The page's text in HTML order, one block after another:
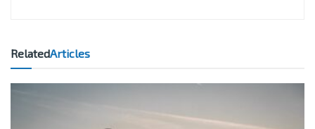
RelatedArticles